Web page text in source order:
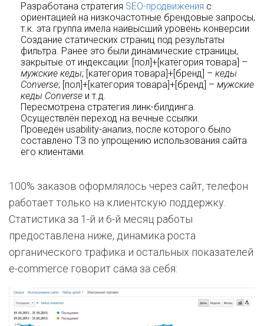
Разработана стратегия SEO-продвижения с
ориентацией на низкочастотные брендовые запросы,
т.к. эта группа имела наивысший уровень конверсии.
Создание статических страниц под результаты
фильтра. Ранее это были динамические страницы,
закрытые от индексации: [пол]+[категория товара] –
мужские кеды; [категория товара]+[бренд] – кеды
Converse; [пол]+[категория товара]+[бренд] – мужские
кеды Converse и т.д.
Пересмотрена стратегия линк-билдинга.
Осуществлён переход на вечные ссылки.
Проведён usability-анализ, после которого было
составлено ТЗ по упрощению использования сайта
его клиентами.
100% заказов оформлялось через сайт, телефон
работает только на клиентскую поддержку.
Статистика за 1-й и 6-й месяц работы
предоставлена ниже, динамика роста
органического трафика и остальных показателей
e-commerce говорит сама за себя: